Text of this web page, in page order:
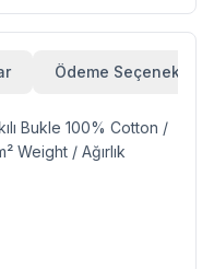
Ödeme Seçenekleri
Bukle 100% Cotton /
Weight / Ağırlık